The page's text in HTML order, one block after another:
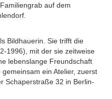
auf dem
Bildhauerin. Sie trifft die
1996), mit der sie zeitweise
lebenslange Freundschaft
ein Atelier, zuerst
Schaperstraße 32 in Berlin-